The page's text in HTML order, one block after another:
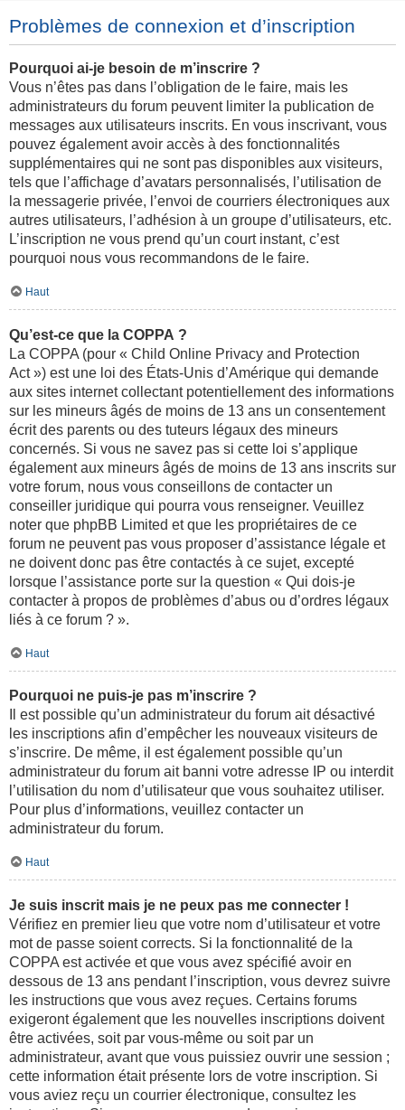
Problèmes de connexion et d’inscription
Pourquoi ai-je besoin de m’inscrire ?
Vous n’êtes pas dans l’obligation de le faire, mais les
administrateurs du forum peuvent limiter la publication de
messages aux utilisateurs inscrits. En vous inscrivant, vous
pouvez également avoir accès à des fonctionnalités
supplémentaires qui ne sont pas disponibles aux visiteurs,
tels que l’affichage d’avatars personnalisés, l’utilisation de
la messagerie privée, l’envoi de courriers électroniques aux
autres utilisateurs, l’adhésion à un groupe d’utilisateurs, etc.
L’inscription ne vous prend qu’un court instant, c’est
pourquoi nous vous recommandons de le faire.
Haut
Qu’est-ce que la COPPA ?
La COPPA (pour « Child Online Privacy and Protection
Act ») est une loi des États-Unis d’Amérique qui demande
aux sites internet collectant potentiellement des informations
sur les mineurs âgés de moins de 13 ans un consentement
écrit des parents ou des tuteurs légaux des mineurs
concernés. Si vous ne savez pas si cette loi s’applique
également aux mineurs âgés de moins de 13 ans inscrits sur
votre forum, nous vous conseillons de contacter un
conseiller juridique qui pourra vous renseigner. Veuillez
noter que phpBB Limited et que les propriétaires de ce
forum ne peuvent pas vous proposer d’assistance légale et
ne doivent donc pas être contactés à ce sujet, excepté
lorsque l’assistance porte sur la question « Qui dois-je
contacter à propos de problèmes d’abus ou d’ordres légaux
liés à ce forum ? ».
Haut
Pourquoi ne puis-je pas m’inscrire ?
Il est possible qu’un administrateur du forum ait désactivé
les inscriptions afin d’empêcher les nouveaux visiteurs de
s’inscrire. De même, il est également possible qu’un
administrateur du forum ait banni votre adresse IP ou interdit
l’utilisation du nom d’utilisateur que vous souhaitez utiliser.
Pour plus d’informations, veuillez contacter un
administrateur du forum.
Haut
Je suis inscrit mais je ne peux pas me connecter !
Vérifiez en premier lieu que votre nom d’utilisateur et votre
mot de passe soient corrects. Si la fonctionnalité de la
COPPA est activée et que vous avez spécifié avoir en
dessous de 13 ans pendant l’inscription, vous devrez suivre
les instructions que vous avez reçues. Certains forums
exigeront également que les nouvelles inscriptions doivent
être activées, soit par vous-même ou soit par un
administrateur, avant que vous puissiez ouvrir une session ;
cette information était présente lors de votre inscription. Si
vous aviez reçu un courrier électronique, consultez les